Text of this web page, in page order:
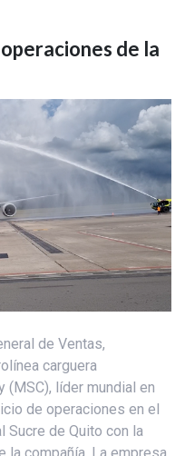
de la
de Ventas,
carguera
(MSC), líder mundial en
de operaciones en el
Sucre de Quito con la